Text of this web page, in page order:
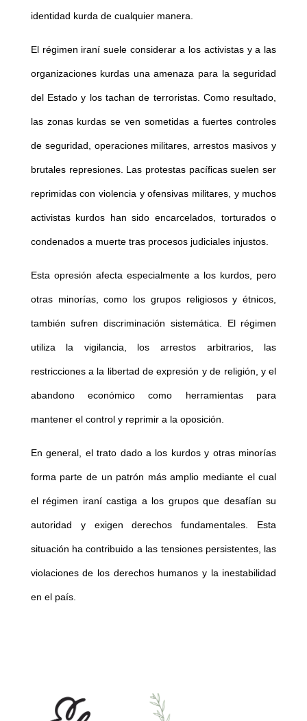
identidad kurda de cualquier manera.
El régimen iraní suele considerar a los activistas y a las
organizaciones kurdas una amenaza para la seguridad
del Estado y los tachan de terroristas. Como resultado,
las zonas kurdas se ven sometidas a fuertes controles
de seguridad, operaciones militares, arrestos masivos y
brutales represiones. Las protestas pacíficas suelen ser
reprimidas con violencia y ofensivas militares, y muchos
activistas kurdos han sido encarcelados, torturados o
condenados a muerte tras procesos judiciales injustos.
Esta opresión afecta especialmente a los kurdos, pero
otras minorías, como los grupos religiosos y étnicos,
también sufren discriminación sistemática. El régimen
utiliza la vigilancia, los arrestos arbitrarios, las
restricciones a la libertad de expresión y de religión, y el
abandono económico como herramientas para
mantener el control y reprimir a la oposición.
En general, el trato dado a los kurdos y otras minorías
forma parte de un patrón más amplio mediante el cual
el régimen iraní castiga a los grupos que desafían su
autoridad y exigen derechos fundamentales. Esta
situación ha contribuido a las tensiones persistentes, las
violaciones de los derechos humanos y la inestabilidad
en el país.